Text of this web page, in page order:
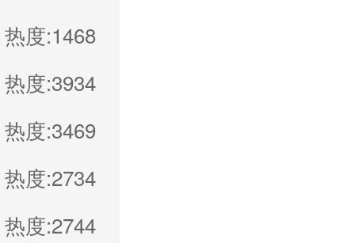
热度:1468
热度:3934
热度:3469
热度:2734
热度:2744